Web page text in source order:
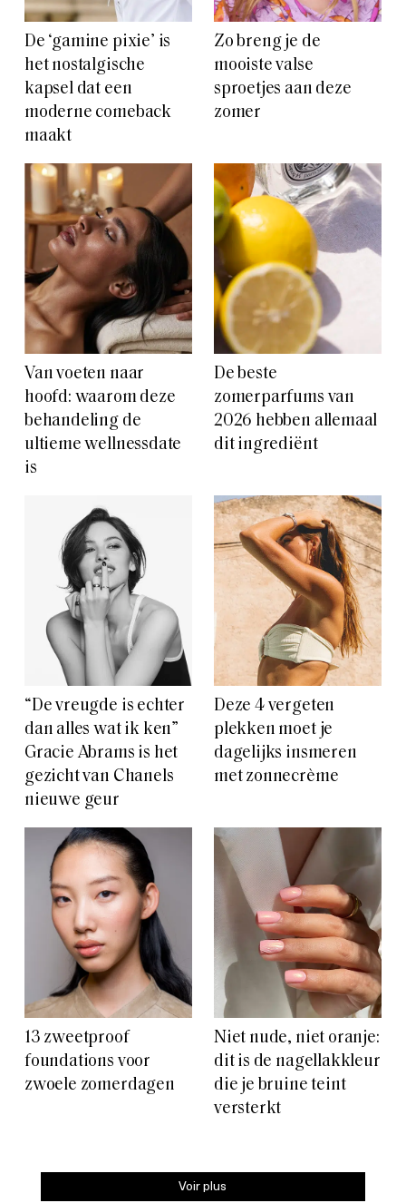
De ‘gamine pixie’ is
het nostalgische
kapsel dat een
moderne comeback
maakt
Zo breng je de
mooiste valse
sproetjes aan deze
zomer
Van voeten naar
hoofd: waarom deze
behandeling de
ultieme wellnessdate
is
De beste
zomerparfums van
2026 hebben allemaal
dit ingrediënt
“De vreugde is echter
dan alles wat ik ken”
Gracie Abrams is het
gezicht van Chanels
nieuwe geur
Deze 4 vergeten
plekken moet je
dagelijks insmeren
met zonnecrème
13 zweetproof
foundations voor
zwoele zomerdagen
Niet nude, niet oranje:
dit is de nagellakkleur
die je bruine teint
versterkt
Voir plus